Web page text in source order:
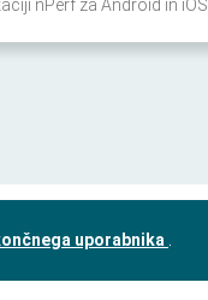
nPerf za Android in iOS
uporabnika